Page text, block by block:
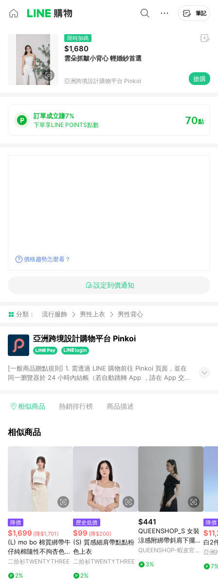
筆記
限時加碼
$1,680
雲朵抓皺小背心 輕婚紗首選
亞洲跨境設計購物平台 Pinkoi 搶購
訂單成立賺7%
下單享LINE POINTS點數 70點
價格趨勢怎麼看？
設定到價通知
分類： 流行服飾 男性上衣 男性背心
亞洲跨境設計購物平台 Pinkoi
[一般商品贈點規則] 1. 需透過 LINE 購物前往 Pinkoi 頁面，並在
同一瀏覽器於 24 小時內結帳（若自動跳轉 App ，請在 App 交
回饋訂單不得享有 Pinkoi 站方優惠，例如首購優惠，P coins，
行為，不具贈點資格，部分退款不在此限。 6. APP 請更新至
運費，攤位費等不具贈點資格。 9. LINE 購物站上之商品規格、
顏色、價位、贈品如與 Pinkoi 商品資訊頁及購物車不符，以
Pinkoi 購物商品資訊頁及購物車標示為準。 10. 點數紅包使用規
則請以點數紅包活動說明為準。 11. 若於 LINE 購物前往 Pinkoi
頁面後才首次下載 Pinkoi APP 並完成訂單，不符合導購資格；承
上，首次下載 Pinkoi APP 後，需透過 LINE 購物前往 Pinkoi 頁
相似商品 熱銷排行榜 商品描述
相似商品
降價
$1,699 (降$1,701)
(L) mo bo 棉質綁帶牛
仔純棉隨性不拘杏色長
裙
二拾衫TWENTYTHREE
2%
歷史低價
$99 (降$200)
(S) 質感細肩帶點點粉
色上衣
二拾衫TWENTYTHREE
2%
$441
QUEENSHOP_S 女裝
涼感附綁帶斜肩下擺不
規則上衣-黑 現+預
QUEENSHOP-蝦皮官方
3%
降價
白2
亞洲